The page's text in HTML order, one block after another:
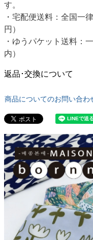
す。
・宅配便送料：全国一
円）
・ゆうパケット送料：
内）
返品･交換について
商品についてのお問い合わ